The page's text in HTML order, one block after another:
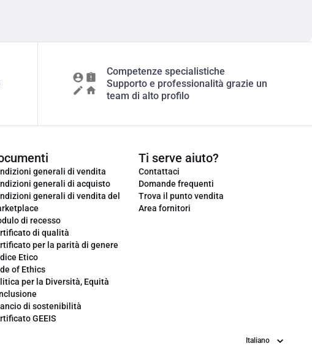
Competenze specialistiche
Supporto e professionalità grazie un
team di alto profilo
generali di vendita
generali di acquisto
generali di vendita del
di recesso
di qualità
per la parità di genere
Etico
of Ethics
per la Diversità, Equità
di sostenibilità
GEEIS
Ti serve aiuto?
Contattaci
Domande frequenti
Trova il punto vendita
Area fornitori
Lingua